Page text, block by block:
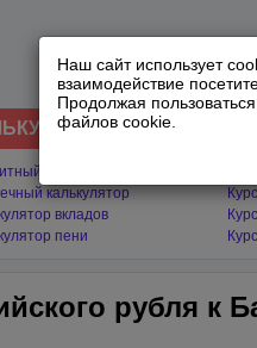
Наш сайт использует
взаимодействие
Продолжая
файлов cookie.
калькулятор
калькулятор
вкладов
пени
рубля к